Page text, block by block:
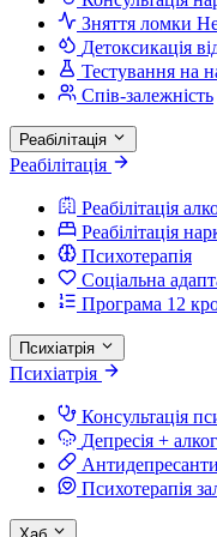
Зняття ломки
Детоксикація
Тестування на
Спів-залежність
Реабілітація
Реабілітація
Реабілітація
Реабілітація
Психотерапія
Соціальна
Програма 12
Психіатрія
Психіатрія
Консультація
Депресія +
Психотерапія